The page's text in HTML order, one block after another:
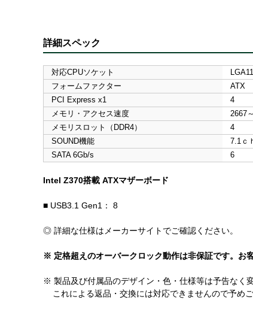
詳細スペック
対応CPUソケット
フォームファクター
ATX
PCI Express x1
4
メモリ・アクセス速度
2667
メモリスロット（DDR4）
4
SOUND機能
7.1ｃ
SATA 6Gb/s
6
Intel Z370搭載 ATXマザーボード
■ USB3.1 Gen1： 8
◎ 詳細な仕様はメーカーサイトでご確認ください。
※ 定格超えのオーバークロック動作は非保証です。お
※ 製品及び付属品のデザイン・色・仕様等は予告なく
これによる返品・交換には対応できませんので予めご